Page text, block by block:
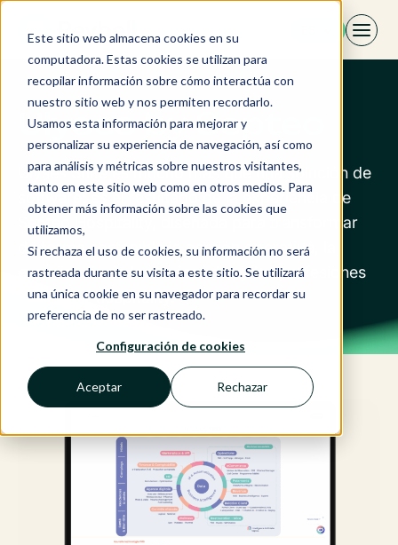
Este sitio web almacena cookies en su
computadora. Estas cookies se utilizan para
recopilar información sobre cómo interactúa con
nuestro sitio web y nos permiten recordarlo.
Usamos esta información para mejorar y
personalizar su experiencia de navegación, así como
para análisis y métricas sobre nuestros visitantes,
tanto en este sitio web como en otros medios. Para
obtener más información sobre las cookies que
utilizamos,
Si rechaza el uso de cookies, su información no será
rastreada durante su visita a este sitio. Se utilizará
una única cookie en su navegador para recordar su
preferencia de no ser rastreado.
Configuración de cookies
Aceptar Rechazar
Saltar
Ulyses by Septeo
Ulyses Suite es mucho más que una solución de
software: es el resultado de la experiencia de
Septeo Hospitality, diseñada para transformar
de forma sostenible la gestión operativa, la
experiencia de los huéspedes y las profesiones
del sector hospitality.